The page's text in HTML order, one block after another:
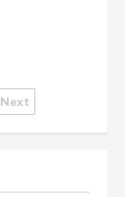
Next